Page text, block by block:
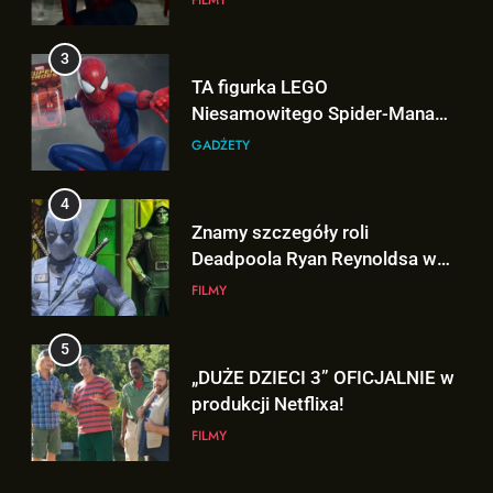
4
Znamy szczegóły roli
Deadpoola Ryan Reynoldsa w
„AVENGERS: DOOMSDAY”!
FILMY
5
„DUŻE DZIECI 3” OFICJALNIE w
produkcji Netflixa!
FILMY
6
Nowe szczegoły o żonie
Victora! Sue Storm będzie miała
ważny wątek w „AVENGERS:
FILMY
5
„DUŻE DZIECI 3” OFICJALNIE w
produkcji Netflixa!